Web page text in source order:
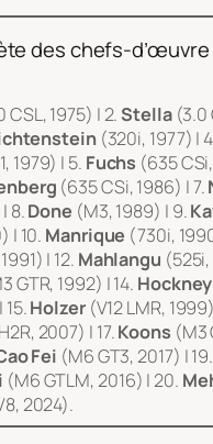
des chefs-d’œuvre
CSL, 1975) | 2.Stella(3.0
(320i, 1977) |
1979) | 5. Fuchs (635
(635 CSi, 1986) | 7.
8.Done (M3, 1989) | 9.
| 10. Manrique (730i,
| 12. Mahlangu (525i,
GTR, 1992) | 14. Hockney
Holzer(V12 LMR,
2007) | 17.Koons (M3
Fei (M6 GT3, 2017) | 19.
(M6 GTLM, 2016) | 20.
2024).